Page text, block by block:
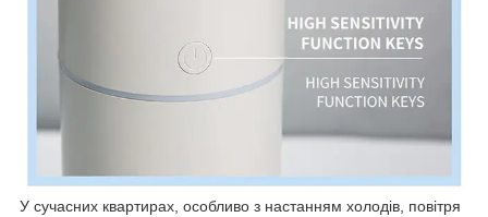
У сучасних квартирах, особливо з настанням холодів, повітря